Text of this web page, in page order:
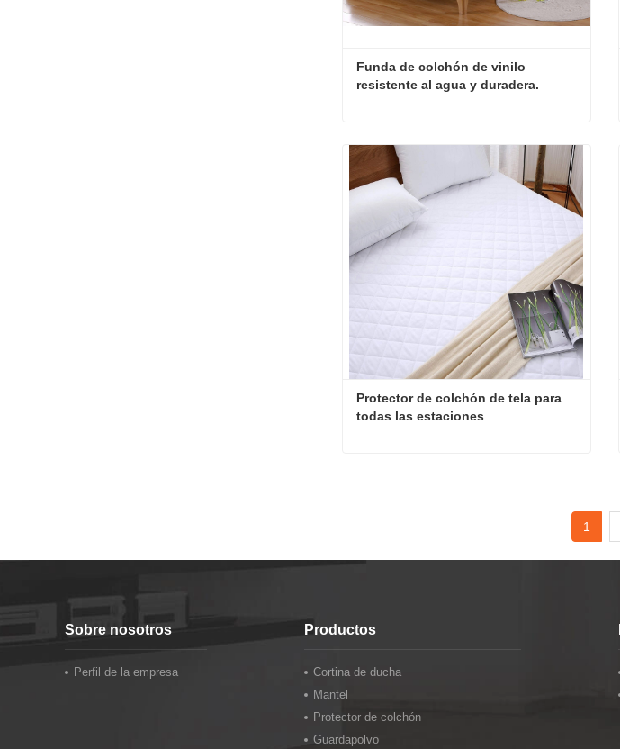
Funda de colchón de vinilo
resistente al agua y duradera.
Funda de colchón de vinilo resistente al agua y duradera.
Contacta ahora
Protector de colchón de tela para
todas las estaciones
1
Sobre nosotros
Perfil de la empresa
Productos
Cortina de ducha
Mantel
Protector de colchón
Guardapolvo